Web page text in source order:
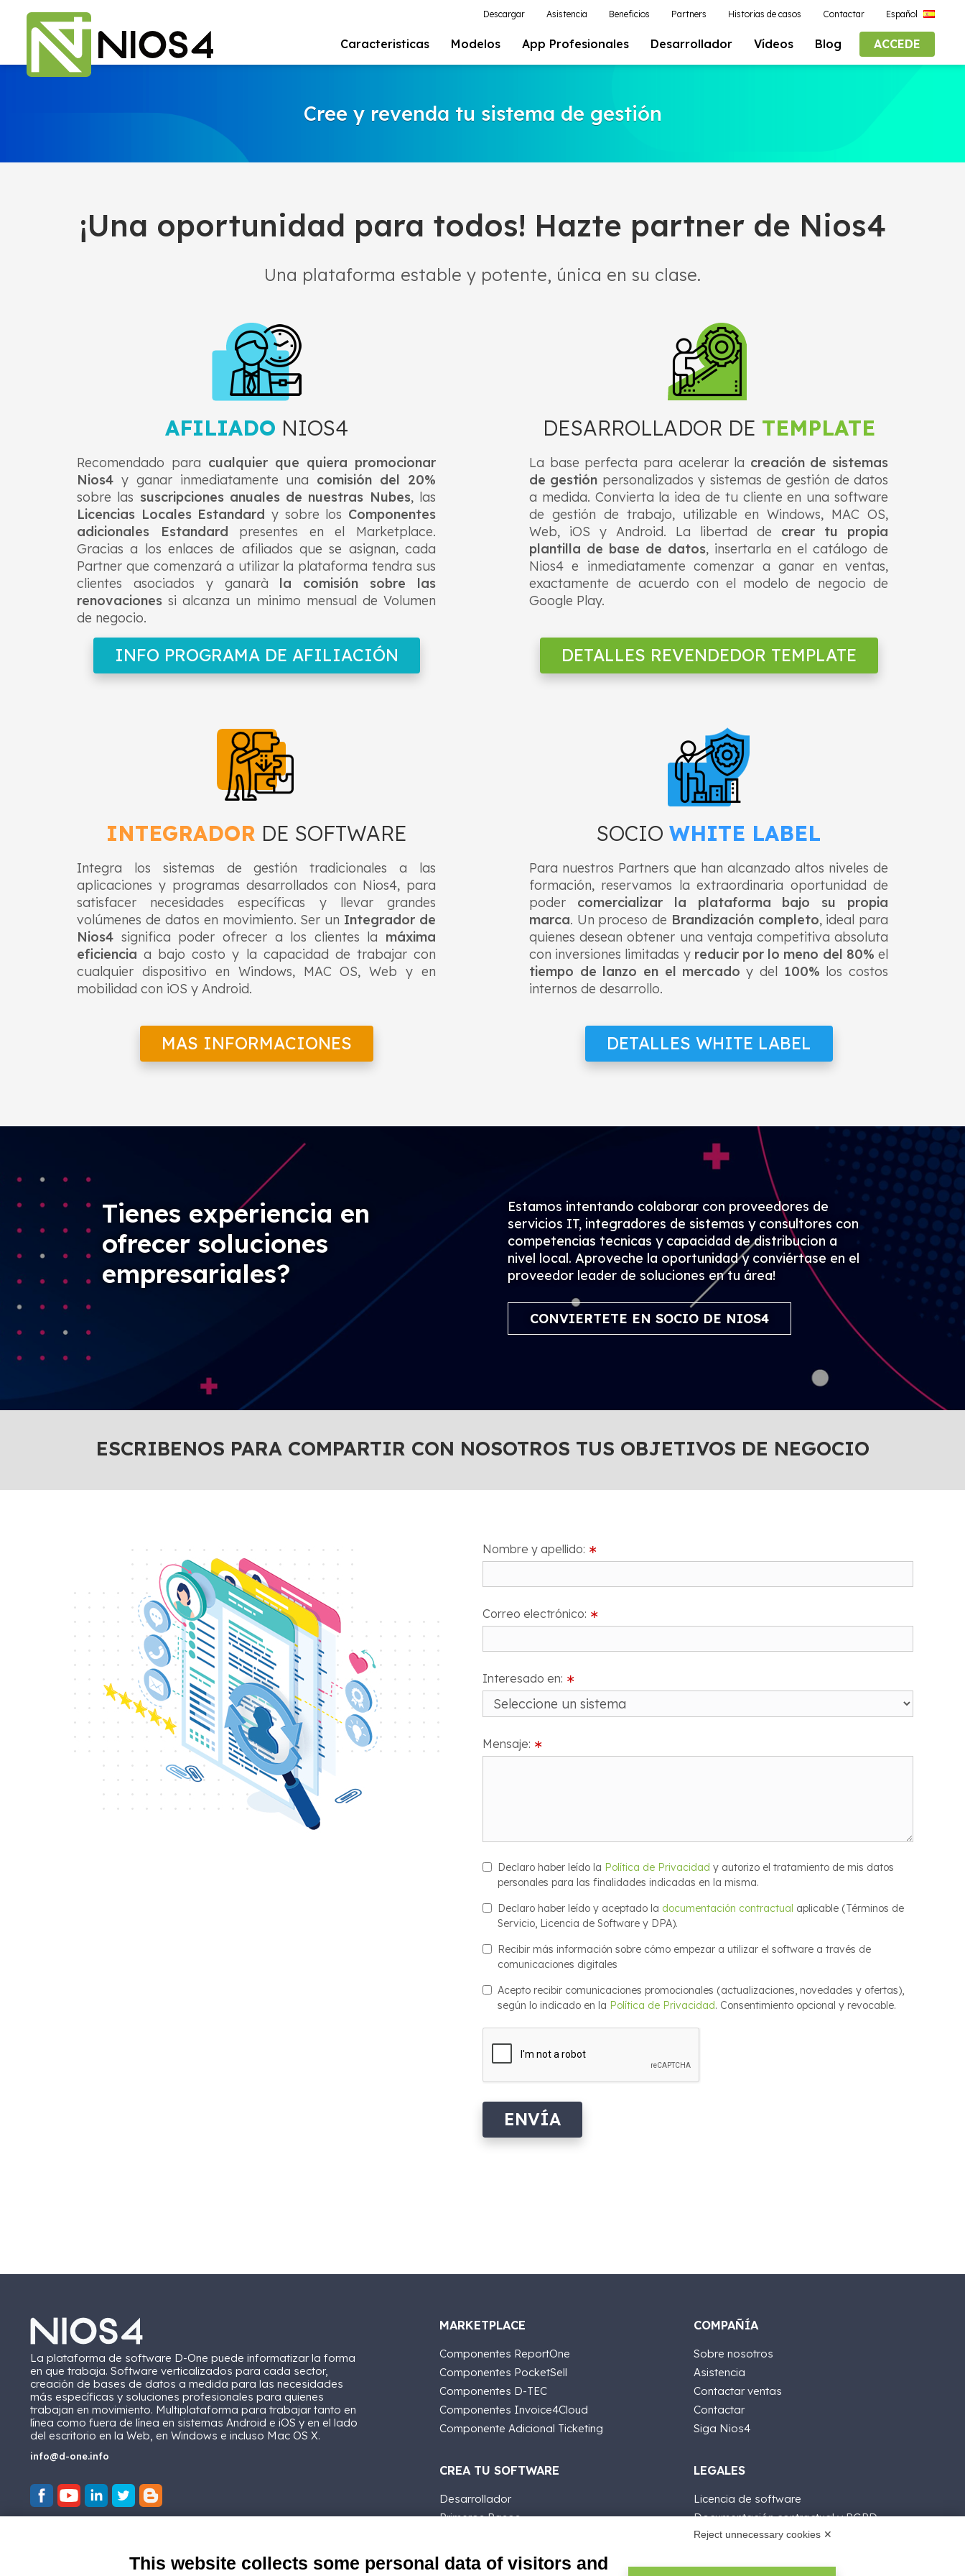
Descargar Asistencia Beneficios Partners Historias de casos Contactar Español
Caracteristicas Modelos App Profesionales Desarrollador Vídeos Blog ACCEDE
Cree y revenda tu sistema de gestión
¡Una oportunidad para todos! Hazte partner de Nios4
Una plataforma estable y potente, única en su clase.
AFILIADO NIOS4
Recomendado para cualquier que quiera promocionar
Nios4 y ganar inmediatamente una comisión del 20%
sobre las suscripciones anuales de nuestras Nubes, las
Licencias Locales Estandard y sobre los Componentes
adicionales Estandard presentes en el Marketplace.
Gracias a los enlaces de afiliados que se asignan, cada
Partner que comenzará a utilizar la plataforma tendra sus
clientes asociados y ganarà la comisión sobre las
renovaciones si alcanza un minimo mensual de Volumen
de negocio.
INFO PROGRAMA DE AFILIACIÓN
DESARROLLADOR DE TEMPLATE
La base perfecta para acelerar la creación de sistemas
de gestión personalizados y sistemas de gestión de datos
a medida. Convierta la idea de tu cliente en una software
de gestión de trabajo, utilizable en Windows, MAC OS,
Web, iOS y Android. La libertad de crear tu propia
plantilla de base de datos, insertarla en el catálogo de
Nios4 e inmediatamente comenzar a ganar en ventas,
exactamente de acuerdo con el modelo de negocio de
Google Play.
DETALLES REVENDEDOR TEMPLATE
INTEGRADOR DE SOFTWARE
Integra los sistemas de gestión tradicionales a las
aplicaciones y programas desarrollados con Nios4, para
satisfacer necesidades específicas y llevar grandes
volúmenes de datos en movimiento. Ser un Integrador de
Nios4 significa poder ofrecer a los clientes la máxima
eficiencia a bajo costo y la capacidad de trabajar con
cualquier dispositivo en Windows, MAC OS, Web y en
mobilidad con iOS y Android.
MAS INFORMACIONES
SOCIO WHITE LABEL
Para nuestros Partners que han alcanzado altos niveles de
formación, reservamos la extraordinaria oportunidad de
poder comercializar la plataforma bajo su propia
marca. Un proceso de Brandización completo, ideal para
quienes desean obtener una ventaja competitiva absoluta
con inversiones limitadas y reducir por lo meno del 80% el
tiempo de lanzo en el mercado y del 100% los costos
internos de desarrollo.
DETALLES WHITE LABEL
Tienes experiencia en
ofrecer soluciones
empresariales?
Estamos intentando colaborar con proveedores de
servicios IT, integradores de sistemas y consultores con
competencias tecnicas y capacidad de distribucion a
nivel local. Aproveche la oportunidad y conviértase en el
proveedor leader de soluciones en tu área!
CONVIERTETE EN SOCIO DE NIOS4
ESCRIBENOS PARA COMPARTIR CON NOSOTROS TUS OBJETIVOS DE NEGOCIO
Nombre y apellido: ∗
Correo electrónico: ∗
Interesado en: ∗
Mensaje: ∗
Declaro haber leído la Política de Privacidad y autorizo el tratamiento de mis datos
personales para las finalidades indicadas en la misma.
Declaro haber leído y aceptado la documentación contractual aplicable (Términos de
Servicio, Licencia de Software y DPA).
Recibir más información sobre cómo empezar a utilizar el software a través de
comunicaciones digitales
Acepto recibir comunicaciones promocionales (actualizaciones, novedades y ofertas),
según lo indicado en la Política de Privacidad. Consentimiento opcional y revocable.
ENVÍA
La plataforma de software D-One puede informatizar la forma
en que trabaja. Software verticalizados para cada sector,
creación de bases de datos a medida para las necesidades
más específicas y soluciones profesionales para quienes
trabajan en movimiento. Multiplataforma para trabajar tanto en
línea como fuera de línea en sistemas Android e iOS y en el lado
del escritorio en la Web, en Windows e incluso Mac OS X.
info@d-one.info
MARKETPLACE
Componentes ReportOne
Componentes PocketSell
Componentes D-TEC
Componentes Invoice4Cloud
Componente Adicional Ticketing
CREA TU SOFTWARE
Desarrollador
Primeros Pasos
E-Book
COMPAÑÍA
Sobre nosotros
Asistencia
Contactar ventas
Contactar
Siga Nios4
LEGALES
Licencia de software
Documentación contractual y RGPD
Condiciones generales de suministro
Reject unnecessary cookies ✕
This website collects some personal data of visitors and